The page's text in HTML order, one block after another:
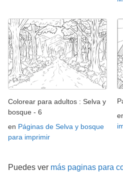
Colorear para adultos : Selva y
bosque - 6
en Páginas de Selva y bosque
para imprimir
Puedes ver más paginas para